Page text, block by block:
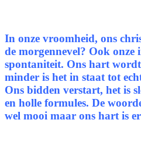
In onze vroomheid, ons
de morgennevel? Ook onze
spontaniteit. Ons hart
minder is het in staat tot
Ons bidden verstart, het is
en holle formules. De
wel mooi maar ons hart is